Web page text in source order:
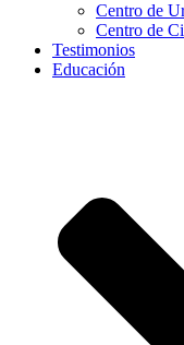
Centro de
Centro de
Testimonios
Educación